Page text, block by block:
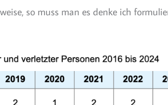
so muss man es denke ich